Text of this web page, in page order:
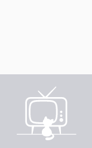
วิชาภาษาไทย ชั้นป
โดย สถาบันทดสอบ
าติ (องค์การมหาชน)
นภาษาไทยของ
านการเรียนรู้ของหลัก